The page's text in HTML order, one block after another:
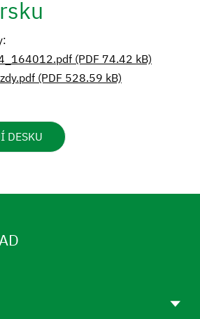
(PDF 74.42 kB)
(PDF 528.59 kB)
DESKU